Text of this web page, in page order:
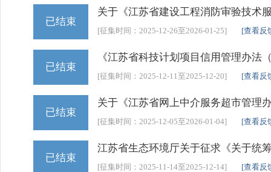
已结束
关于《江苏省建设工程消防审验技术
[征集时间：2025-12-26至2026-01-25] [查看反
已结束
《江苏省科技计划项目信用管理办法
[征集时间：2025-12-11至2025-12-20] [查看反
已结束
关于《江苏省网上中介服务超市管理
[征集时间：2025-12-05至2026-01-04] [查看反
已结束
江苏省生态环境厅关于征求《关于统
[征集时间：2025-11-14至2025-12-14] [查看反